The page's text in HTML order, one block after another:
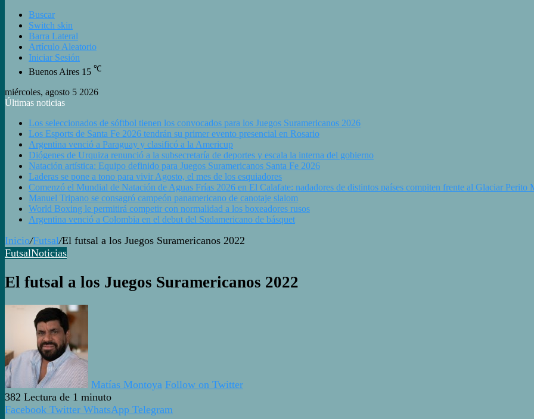
Buscar
Switch skin
Barra Lateral
Artículo Aleatorio
Iniciar Sesión
Buenos Aires 15 ℃
miércoles, agosto 5 2026
Últimas noticias
Los seleccionados de sóftbol tienen los convocados para los Juegos Suramericanos 2026
Los Esports de Santa Fe 2026 tendrán su primer evento presencial en Rosario
Argentina venció a Paraguay y clasificó a la Americup
Diógenes de Urquiza renunció a la subsecretaría de deportes y escala la interna del gobierno
Natación artística: Equipo definido para Juegos Suramericanos Santa Fe 2026
Laderas se pone a tono para vivir Agosto, el mes de los esquiadores
Comenzó el Mundial de Natación de Aguas Frías 2026 en El Calafate: nadadores de distintos países compiten frente al Glaciar Perito
Manuel Tripano se consagró campeón panamericano de canotaje slalom
World Boxing le permitirá competir con normalidad a los boxeadores rusos
Argentina venció a Colombia en el debut del Sudamericano de básquet
Inicio/Futsal/El futsal a los Juegos Suramericanos 2022
FutsalNoticias
El futsal a los Juegos Suramericanos 2022
Matías Montoya Follow on Twitter
382 Lectura de 1 minuto
Facebook Twitter WhatsApp Telegram